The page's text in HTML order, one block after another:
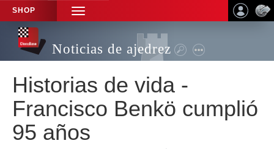
SHOP
TOGGLE
NAVIGATION
Noticias de ajedrez
Historias de vida -
Francisco Benkö cumplió
95 años